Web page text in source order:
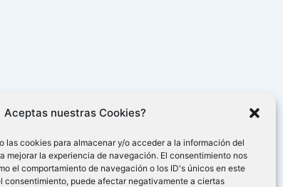
Aceptas nuestras Cookies?
las cookies para almacenar y/o acceder a la información del
mejorar la experiencia de navegación. El consentimiento nos
el comportamiento de navegación o los ID's únicos en este
consentimiento, puede afectar negativamente a ciertas